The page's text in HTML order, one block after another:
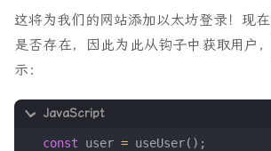
这将为我们的网站添加以太坊登录！现
是否存在，因此为此从钩子中获取用户，
示：
const user = useUser();